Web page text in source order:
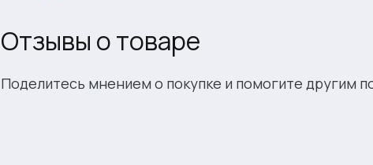
Отзывы о товаре
Поделитесь мнением о покупке и помогите другим